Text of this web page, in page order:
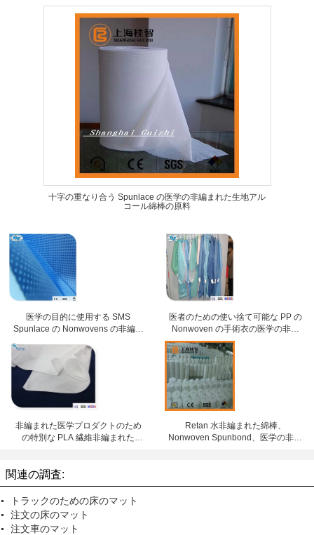
十字の重なり合う Spunlace の医学の非編まれた生地アル
コール綿棒の原料
医学の目的に使用する SMS
Spunlace の Nonwovens の非編ま
医者のための使い捨て可能な PP の
Nonwoven の手術衣の医学の非編
まれた生地
非編まれた医学プロダクトのため
の特別な PLA 繊維非編まれた
Retan 水非編まれた綿棒、
Nonwoven Spunbond、医学の非編
関連の調査:
トラックのための床のマット
注文の床のマット
注文車のマット